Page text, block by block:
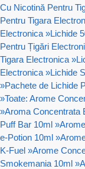
Cu Nicotină Pentru
Pentru Tigara
Electronica »Lichide
Pentru Țigări
Tigara Electronica »
Electronica »Lichide
»Pachete de Lichide
»Toate: Arome
»Aroma Concentrata
Puff Bar 10ml »
e-Potion 10ml »
K-Fuel »Arome
Smokemania 10ml »